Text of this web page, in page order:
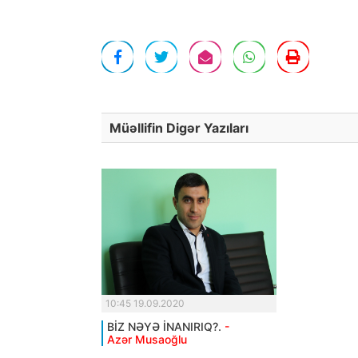
Müəllifin Digər Yazıları
10:45 19.09.2020
BİZ NƏYƏ İNANIRIQ?. -
Azər Musaoğlu